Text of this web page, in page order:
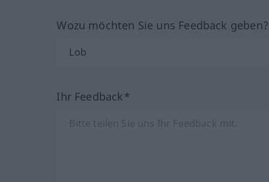
Wozu möchten Sie uns Feedback
Ihr Feedback*